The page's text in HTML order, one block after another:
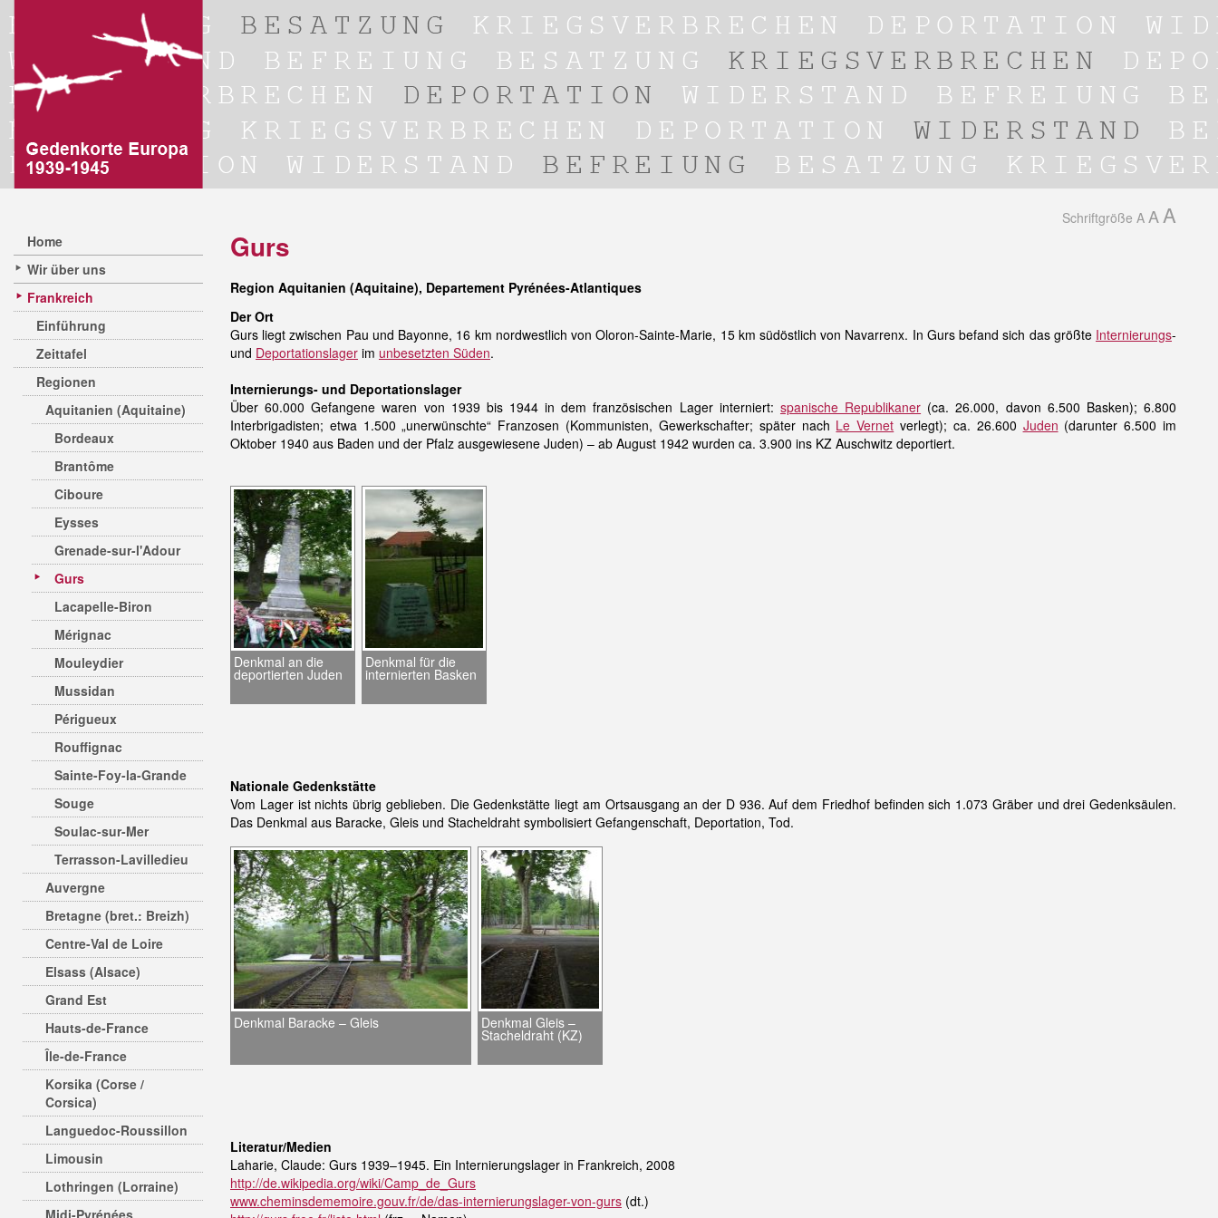
Home
Wir über uns
Frankreich
Einführung
Zeittafel
Regionen
Aquitanien (Aquitaine)
Bordeaux
Brantôme
Ciboure
Eysses
Grenade-sur-l'Adour
Gurs
Lacapelle-Biron
Mérignac
Mouleydier
Mussidan
Périgueux
Rouffignac
Sainte-Foy-la-Grande
Souge
Soulac-sur-Mer
Terrasson-Lavilledieu
Auvergne
Bretagne (bret.: Breizh)
Centre-Val de Loire
Elsass (Alsace)
Grand Est
Hauts-de-France
Île-de-France
Korsika (Corse /
Corsica)
Languedoc-Roussillon
Limousin
Lothringen (Lorraine)
Midi-Pyrénées
Schriftgröße A A A
Gurs
Region Aquitanien (Aquitaine), Departement Pyrénées-Atlantiques
Der Ort
Gurs liegt zwischen Pau und Bayonne, 16 km nordwestlich von Oloron-Sainte-Marie, 15 km südöstlich von Navarrenx. In Gurs befand sich das größte Internierungs-
und Deportationslager im unbesetzten Süden.
Internierungs- und Deportationslager
Über 60.000 Gefangene waren von 1939 bis 1944 in dem französischen Lager interniert: spanische Republikaner (ca. 26.000, davon 6.500 Basken); 6.800
Interbrigadisten; etwa 1.500 „unerwünschte“ Franzosen (Kommunisten, Gewerkschafter; später nach Le Vernet verlegt); ca. 26.600 Juden (darunter 6.500 im
Oktober 1940 aus Baden und der Pfalz ausgewiesene Juden) – ab August 1942 wurden ca. 3.900 ins KZ Auschwitz deportiert.
Denkmal an die
deportierten Juden
Denkmal für die
internierten Basken
Nationale Gedenkstätte
Vom Lager ist nichts übrig geblieben. Die Gedenkstätte liegt am Ortsausgang an der D 936. Auf dem Friedhof befinden sich 1.073 Gräber und drei Gedenksäulen.
Das Denkmal aus Baracke, Gleis und Stacheldraht symbolisiert Gefangenschaft, Deportation, Tod.
Denkmal Baracke – Gleis Denkmal Gleis –
Stacheldraht (KZ)
Literatur/Medien
Laharie, Claude: Gurs 1939–1945. Ein Internierungslager in Frankreich, 2008
http://de.wikipedia.org/wiki/Camp_de_Gurs
www.cheminsdememoire.gouv.fr/de/das-internierungslager-von-gurs (dt.)